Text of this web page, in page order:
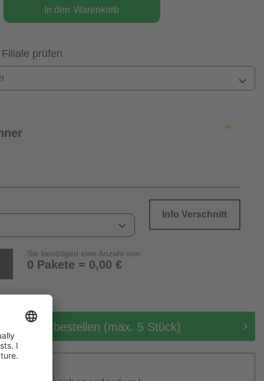
In den Warenkorb
prüfen
Info Verschnitt
Sie benötigen eine Anzahl von:
0 Pakete = 0,00 €
Muster bestellen (max. 5 Stück)